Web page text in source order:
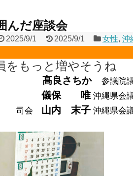
んだ座談会
2025/9/1 2025/9/1 女性, 沖
をもっと増やそうね
髙良さちか参議院
儀保 唯沖縄県会
司会 山内 末子 沖縄県会